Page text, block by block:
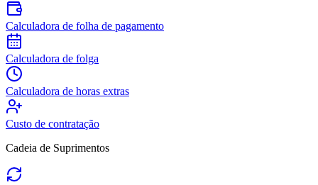
Calculadora de folha de pagamento
Calculadora de folga
Calculadora de horas extras
Custo de contratação
Cadeia de Suprimentos